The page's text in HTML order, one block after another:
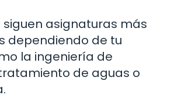
siguen asignaturas más
dependiendo de tu
la ingeniería de
de aguas o